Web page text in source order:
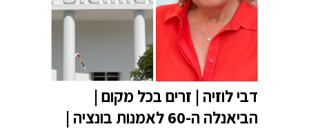
דבי לוזיה | זרים בכל מקום |
הביאנלה ה-60 לאמנות בונציה |